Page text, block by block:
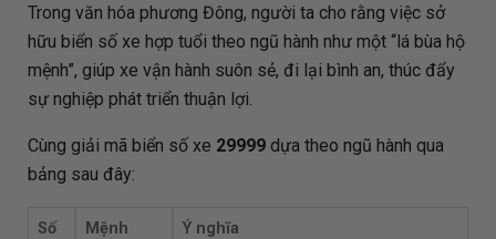
Trong văn hóa phương Đông, người ta cho rằng việc sở
hữu biển số xe hợp tuổi theo ngũ hành như một “lá bùa hộ
mệnh”, giúp xe vận hành suôn sẻ, đi lại bình an, thúc đẩy
sự nghiệp phát triển thuận lợi.
Cùng giải mã biển số xe 29999dựa theo ngũ hành qua
bảng sau đây:
Số Mệnh Ý nghĩa